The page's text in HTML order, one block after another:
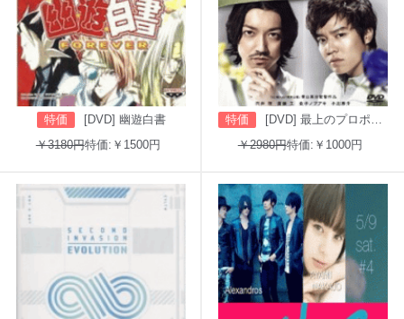
特価
[DVD] 幽遊白書
￥3180円特価:￥1500円
特価
[DVD] 最上のプロポーズ
￥2980円特価:￥1000円